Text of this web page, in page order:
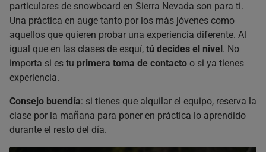
particulares de snowboard en Sierra Nevada son para ti.
Una práctica en auge tanto por los más jóvenes como
aquellos que quieren probar una experiencia diferente. Al
igual que en las clases de esquí, tú decides el nivel. No
importa si es tu primera toma de contacto o si ya tienes
experiencia.
Consejo buendía: si tienes que alquilar el equipo, reserva la
clase por la mañana para poner en práctica lo aprendido
durante el resto del día.